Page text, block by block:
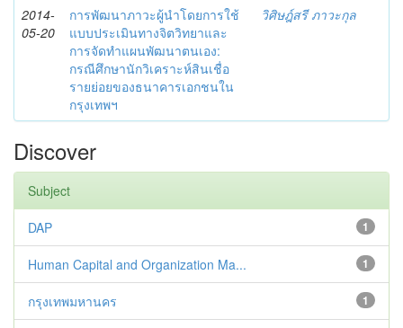
2014-
05-20
การพัฒนาภาวะผู้นำโดยการใช้
แบบประเมินทางจิตวิทยาและ
การจัดทำแผนพัฒนาตนเอง:
กรณีศึกษานักวิเคราะห์สินเชื่อ
รายย่อยของธนาคารเอกชนใน
กรุงเทพฯ
วิศิษฎ์สรี ภาวะกุล
Discover
Subject
1
DAP
1
Human Capital and Organization Ma...
1
กรุงเทพมหานคร